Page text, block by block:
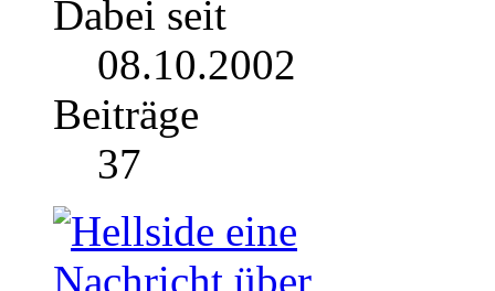
Dabei seit
08.10.2002
Beiträge
37